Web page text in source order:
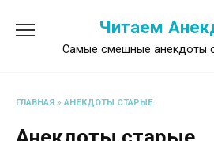
содержанию
Читаем
Самые смешные анекдоты
ГЛАВНАЯ »АНЕКДОТЫ СТАРЫЕ